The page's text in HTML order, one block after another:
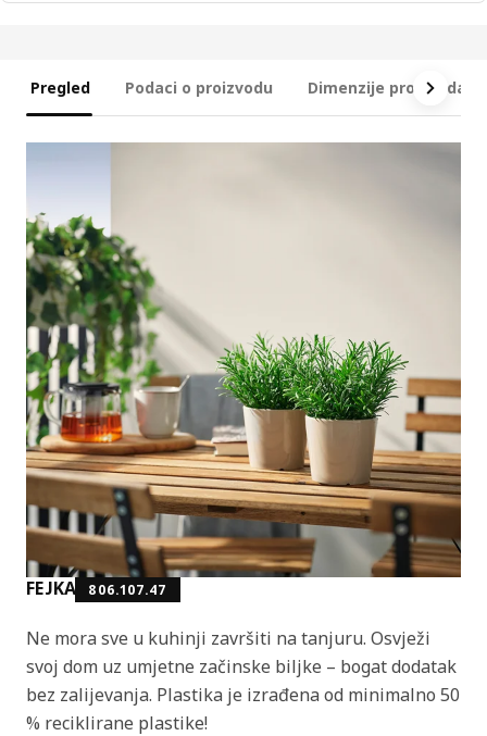
Pregled Podaci o proizvodu Dimenzije proizvoda
FEJKA 806.107.47
Ne mora sve u kuhinji završiti na tanjuru. Osvježi
svoj dom uz umjetne začinske biljke – bogat dodatak
bez zalijevanja. Plastika je izrađena od minimalno 50
% reciklirane plastike!